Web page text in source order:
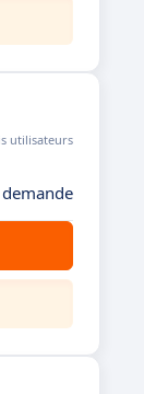
utilisateurs